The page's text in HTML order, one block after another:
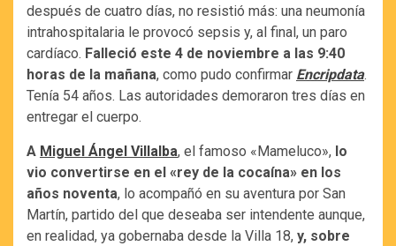
después de cuatro días, no resistió más: una neumonía
intrahospitalaria le provocó sepsis y, al final, un paro
cardíaco. Falleció este 4 de noviembre a las 9:40
horas de la mañana, como pudo confirmar Encripdata.
Tenía 54 años. Las autoridades demoraron tres días en
entregar el cuerpo.
A Miguel Ángel Villalba, el famoso «Mameluco», lo
vio convertirse en el «rey de la cocaína» en los
años noventa, lo acompañó en su aventura por San
Martín, partido del que deseaba ser intendente aunque,
en realidad, ya gobernaba desde la Villa 18, y, sobre